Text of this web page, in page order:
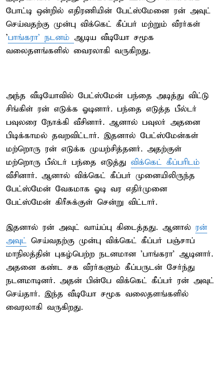
போட்டி ஒன்றில் எதிரணியின் பேட்ஸ்மேனை ரன் அவுட்
செய்வதற்கு முன்பு விக்கெட் கீப்பர் மற்றும் வீரர்கள்
'பாங்கரா' நடனம் ஆடிய வீடியோ சமூக
வலைதளங்களில் வைரலாகி வருகிறது.
அந்த வீடியோவில் பேட்ஸ்மேன் பந்தை அடித்து விட்டு
சிங்கிள் ரன் எடுக்க ஓடினார். பந்தை எடுத்த பீல்டர்
பவுலரை நோக்கி வீசினார். ஆனால் பவுலர் அதனை
பிடிக்காமல் தவறவிட்டார். இதனால் பேட்ஸ்மேன்கள்
மற்றொரு ரன் எடுக்க முயற்சித்தனர். அதற்குள்
மற்றொரு பீல்டர் பந்தை எடுத்து விக்கெட் கீப்பரிடம்
வீசினார். ஆனால் விக்கெட் கீப்பர் முனையிலிருந்த
பேட்ஸ்மேன் வேகமாக ஓடி வர எதிர்முனை
பேட்ஸ்மேன் கிரீசுக்குள் சென்று விட்டார்.
இதனால் ரன் அவுட் வாய்ப்பு கிடைத்தது. ஆனால் ரன்
அவுட் செய்வதற்கு முன்பு விக்கெட் கீப்பர் பஞ்சாப்
மாநிலத்தின் புகழ்பெற்ற நடனமான 'பாங்கரா' ஆடினார்.
அதனை கண்ட சக வீரர்களும் கீப்பருடன் சேர்ந்து
நடனமாடினர். அதன் பின்பே விக்கெட் கீப்பர் ரன் அவுட்
செய்தார். இந்த வீடியோ சமூக வலைதளங்களில்
வைரலாகி வருகிறது.